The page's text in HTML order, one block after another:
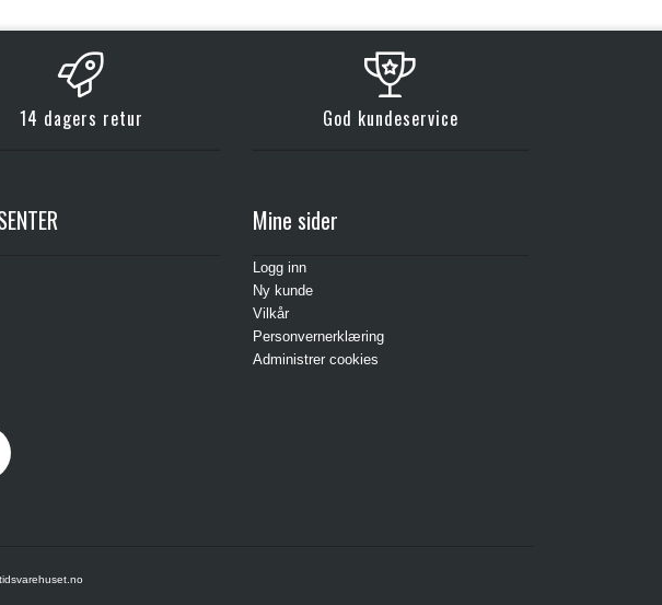
14 dagers retur God kundeservice
Mine sider
Logg inn
Ny kunde
Vilkår
Personvernerklæring
Administrer cookies